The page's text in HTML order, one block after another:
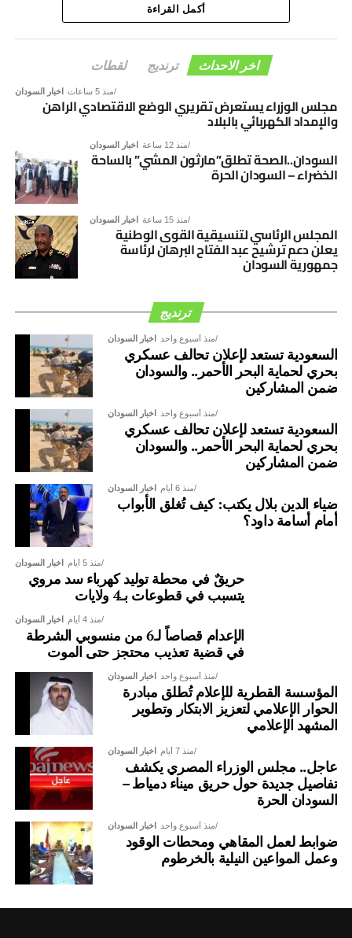
الوطنية بمدينة الخرطوم خلال الفترة المقبلة.
وأكد المجلس الرئاسي، أن هذه القرارات تأتي في إطار رؤية
التنسيقية الرامية إلى دعم الاستقرار السياسي، وترسيخ
السوداني، بما يفضي إلى توافق وطني شامل يؤسس لمرحلة
جديدة من الأمن والاستقرار والتنمية.
أكمل القراءة
اخر الاحداث ترنديج لقطات
اخبار السودان منذ 5 ساعات
مجلس الوزراء يستعرض تقريري الوضع الاقتصادي الراهن
والإمداد الكهربائي بالبلاد
اخبار السودان منذ 12 ساعة
السودان..الصحة تطلق”مارثون المشي” بالساحة
الخضراء – السودان الحرة
اخبار السودان منذ 15 ساعة
المجلس الرئاسي لتنسيقية القوى الوطنية
يعلن دعم ترشيح عبد الفتاح البرهان لرئاسة
جمهورية السودان
ترنديج
اخبار السودان منذ أسبوع واحد
السعودية تستعد لإعلان تحالف عسكري
بحري لحماية البحر الأحمر.. والسودان
ضمن المشاركين
اخبار السودان منذ أسبوع واحد
السعودية تستعد لإعلان تحالف عسكري
بحري لحماية البحر الأحمر.. والسودان
ضمن المشاركين
اخبار السودان منذ 6 أيام
ضياء الدين بلال يكتب: كيف تُغلق الأبواب
أمام أسامة داود؟
اخبار السودان منذ 5 أيام
حريقٌ في محطة توليد كهرباء سد مروي
يتسبب في قطوعات بـ4 ولايات
اخبار السودان منذ 4 أيام
الإعدام قصاصاً لـ6 من منسوبي الشرطة
في قضية تعذيب محتجز حتى الموت
اخبار السودان منذ أسبوع واحد
المؤسسة القطرية للإعلام تُطلق مبادرة
الحوار الإعلامي لتعزيز الابتكار وتطوير
المشهد الإعلامي
اخبار السودان منذ 7 أيام
عاجل.. مجلس الوزراء المصري يكشف
تفاصيل جديدة حول حريق ميناء دمياط –
السودان الحرة
اخبار السودان منذ أسبوع واحد
ضوابط لعمل المقاهي ومحطات الوقود
وعمل المواعين النيلية بالخرطوم